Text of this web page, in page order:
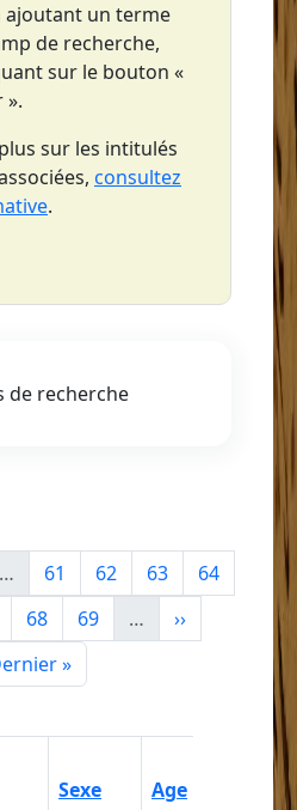
ajoutant un terme
de recherche,
sur le bouton «
».
sur les intitulés
consultez
.
de recherche
précédente
… Page
61 Page
62 Page
63 Page
64
Page
68 Page
69 … Page
››
page
»
Sexe Age